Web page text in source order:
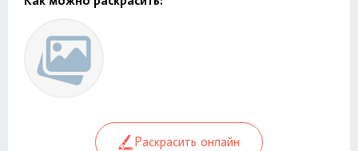
Раскрасить онлайн